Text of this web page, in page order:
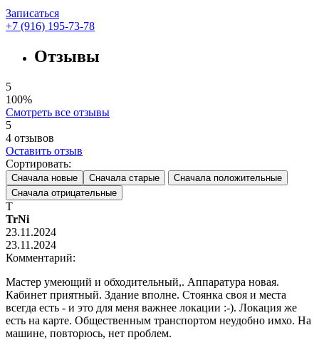
Записаться
+7 (916) 195-73-78
Отзывы
5
100%
Смотреть все отзывы
5
4 отзывов
Оставить отзыв
Сортировать:
Сначала новые Сначала старые
Сначала положительные
Сначала отрицательные
T
TrNi
23.11.2024
23.11.2024
Комментарий:
Мастер умеющий и обходительный,. Аппаратура новая.
Кабинет приятный. Здание вполне. Стоянка своя и места
всегда есть - и это для меня важнее локации :-). Локация же
есть на карте. Общественным транспортом неудобно имхо. На
машине, повторюсь, нет проблем.